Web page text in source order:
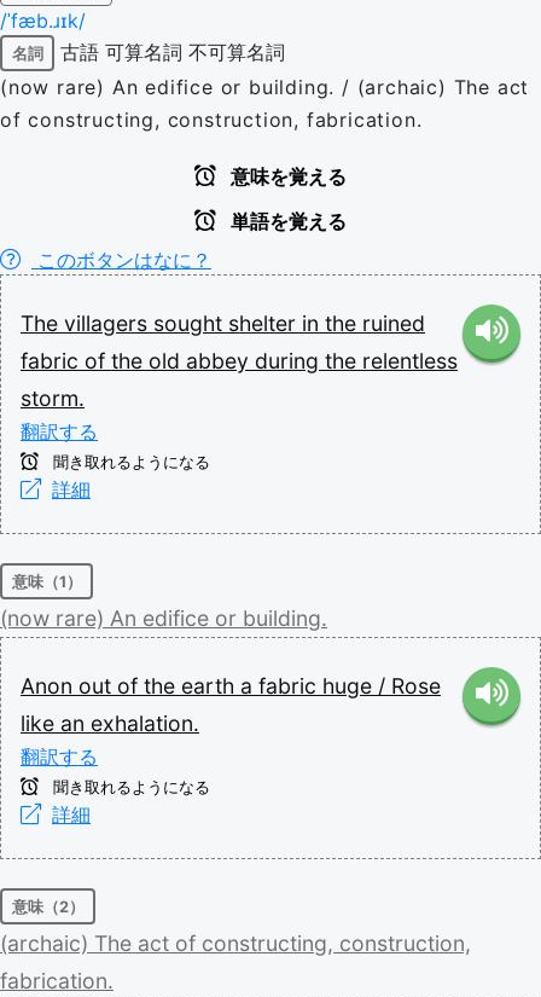
国）
(en-US)
語（イ
ギリ
/ˈfæb.ɹɪk/
名詞 古語 可算名詞 不可算名詞
(now rare) An edifice or building. / (archaic) The act
of constructing, construction, fabrication.
意味を覚える
単語を覚える
このボタンはなに？
The villagers sought shelter in the ruined
fabric of the old abbey during the relentless
storm.
翻訳する
聞き取れるようになる
詳細
意味（1）
(now rare) An edifice or building.
Anon out of the earth a fabric huge / Rose
like an exhalation.
翻訳する
聞き取れるようになる
詳細
意味（2）
(archaic) The act of constructing, construction,
fabrication.